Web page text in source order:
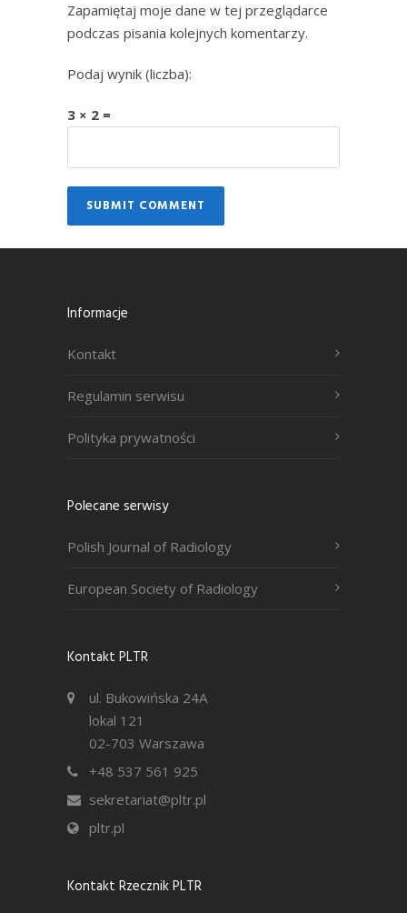
Zapamiętaj moje dane w tej przeglądarce
podczas pisania kolejnych komentarzy.
Podaj wynik (liczba):
3 × 2 =
Informacje
Kontakt
Regulamin serwisu
Polityka prywatności
Polecane serwisy
Polish Journal of Radiology
European Society of Radiology
Kontakt PLTR
ul. Bukowińska 24A
lokal 121
02-703 Warszawa
+48 537 561 925
sekretariat@pltr.pl
pltr.pl
Kontakt Rzecznik PLTR